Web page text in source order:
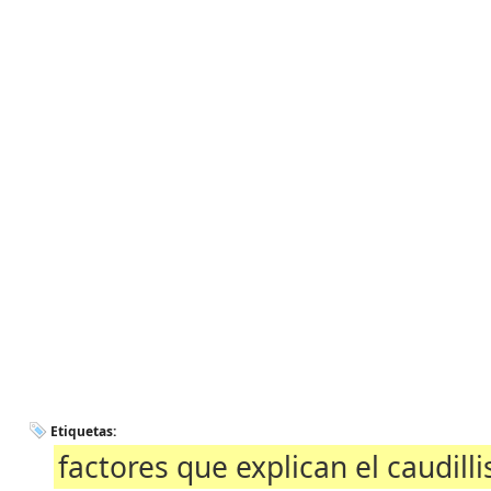
Etiquetas:
factores que explican el